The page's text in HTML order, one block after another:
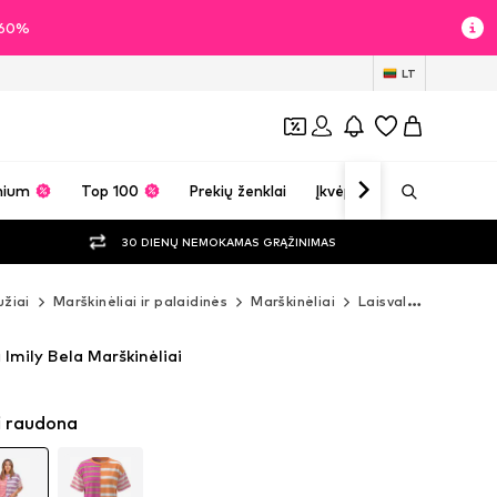
LT
Top 100 Prekių ženklai Įkvėpimas
30 DIENŲ NEMOKAMAS GRĄŽINIMAS
Marškinėliai ir palaidinės Marškinėliai Laisvalaikio marškinėliai
Imily Bela Marškinėliai
raudona